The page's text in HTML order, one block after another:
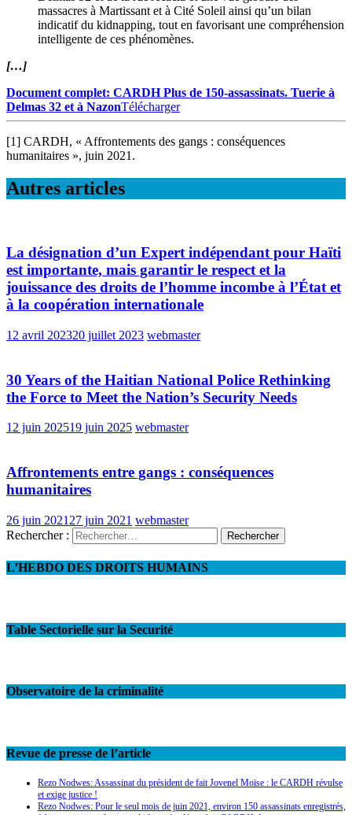
massacres à Martissant et à Cité Soleil ainsi qu’un bilan
indicatif du kidnapping, tout en favorisant une compréhension
intelligente de ces phénomènes.
[…]
Document complet: CARDH Plus de 150-assassinats. Tuerie à
Delmas 32 et à NazonTélécharger
[1] CARDH, « Affrontements des gangs : conséquences
humanitaires », juin 2021.
Autres articles
La désignation d’un Expert indépendant pour Haïti
est importante, mais garantir le respect et la
jouissance des droits de l’homme incombe à l’État et
à la coopération internationale
12 avril 202320 juillet 2023 webmaster
30 Years of the Haitian National Police Rethinking
the Force to Meet the Nation’s Security Needs
12 juin 202519 juin 2025 webmaster
Affrontements entre gangs : conséquences
humanitaires
26 juin 2021 27 juin 2021 webmaster
Rechercher :
L’HEBDO DES DROITS HUMAINS
Table Sectorielle sur la Securité
Observatoire de la criminalité
Revue de presse de l’article
Rezo Nodwes: Assassinat du président de fait Jovenel Moïse : le CARDH révulse
et exige justice !
Rezo Nodwes: Pour le seul mois de juin 2021, environ 150 assassinats enregistrés,